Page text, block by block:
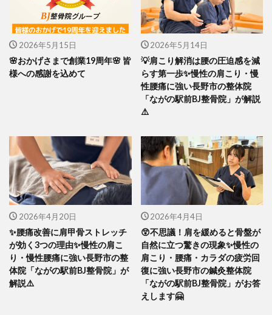
2026年5月15日
🌸おかげさまで創業19周年🌸 皆
様への感謝を込めて
2026年5月14日
💡肩こり解消は腰の圧迫感を減
らす第一歩✨慢性の肩こり・慢
性腰痛に強い長野市の整体院
「ながの駅前BJ整骨院」が解説
⚠️
2026年4月20日
✨腰痛改善に肩甲骨ストレッチ
が効く3つの理由✨慢性の肩こ
り・慢性腰痛に強い長野市の整
体院「ながの駅前BJ整骨院」が
解説⚠️
2026年4月4日
😲不思議！肩を緩めると骨盤が
自然に立つ驚きの現象✨慢性の
肩こり・腰痛・カラダの疲労回
復に強い長野市の鍼灸整体院
「ながの駅前BJ整骨院」がお答
えします🤗